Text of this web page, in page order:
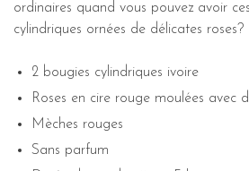
ordinaires quand vous pouvez avoir
cylindriques ornées de délicates roses?
2 bougies cylindriques ivoire
Roses en cire rouge moulées avec
Mèches rouges
Sans parfum